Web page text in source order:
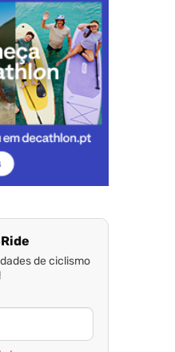
de ciclismo